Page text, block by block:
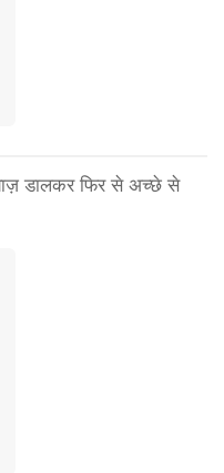
डालकर फिर से अच्छे से